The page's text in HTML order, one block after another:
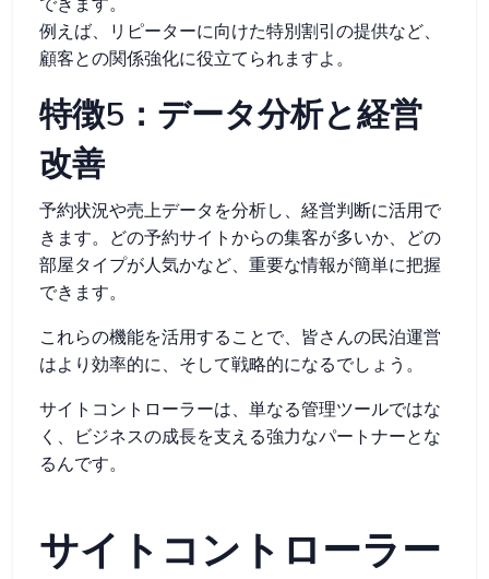
例えば、リピーターに向けた特別割引の提供など、
顧客との関係強化に役立てられますよ。
特徴5：データ分析と経営
改善
予約状況や売上データを分析し、経営判断に活用で
きます。どの予約サイトからの集客が多いか、どの
部屋タイプが人気かなど、重要な情報が簡単に把握
できます。
これらの機能を活用することで、皆さんの民泊運営
はより効率的に、そして戦略的になるでしょう。
サイトコントローラーは、単なる管理ツールではな
く、ビジネスの成長を支える強力なパートナーとな
るんです。
サイトコントローラー